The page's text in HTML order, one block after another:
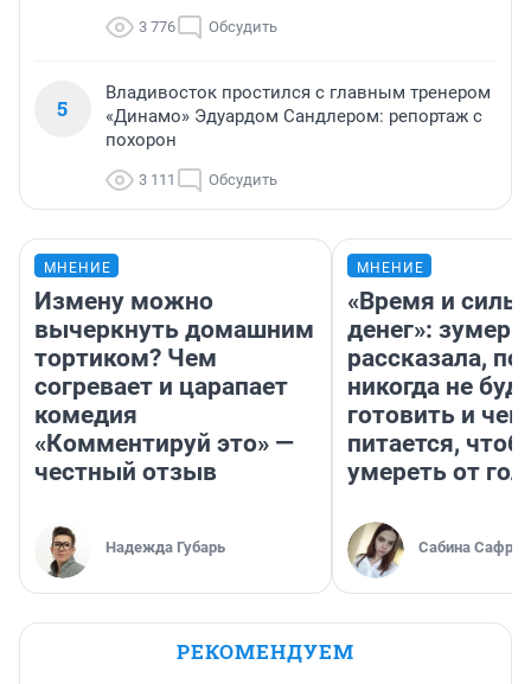
3 776 Обсудить
5
Владивосток простился с главным тренером
«Динамо» Эдуардом Сандлером: репортаж с
похорон
3 111 Обсудить
МНЕНИЕ
Измену можно
вычеркнуть домашним
тортиком? Чем
согревает и царапает
комедия
«Комментируй это» —
честный отзыв
Надежда Губарь
МНЕНИЕ
«Время и
денег»:
рассказала,
никогда не
готовить и чем
питается,
умереть от
Сабина
РЕКОМЕНДУЕМ